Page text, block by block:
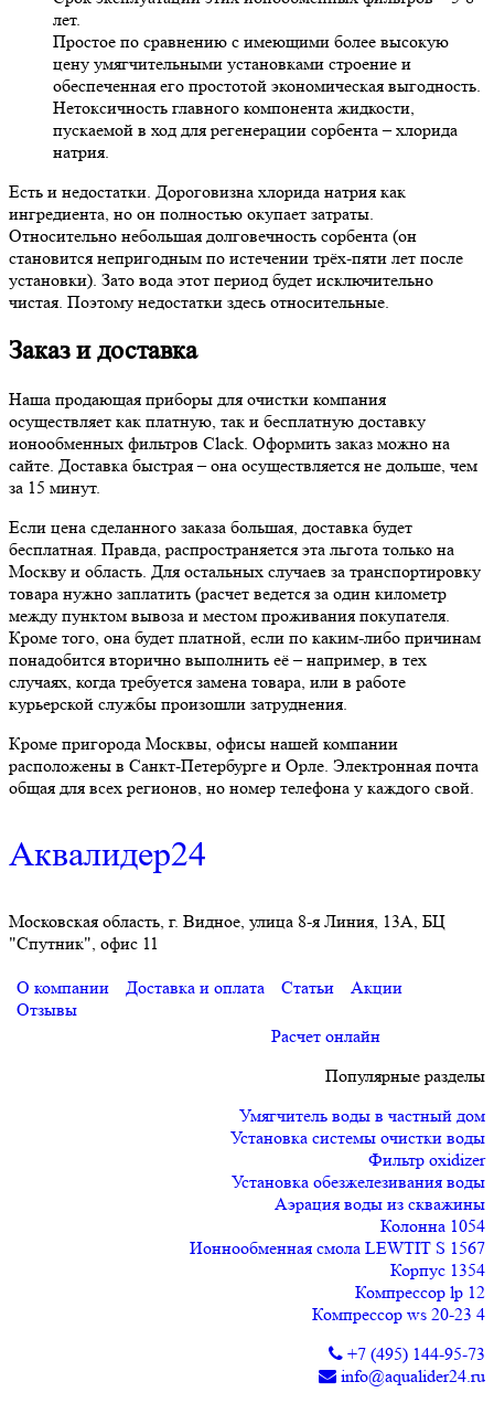
лет.
Простое по сравнению с имеющими более высокую
цену умягчительными установками строение и
обеспеченная его простотой экономическая выгодность.
Нетоксичность главного компонента жидкости,
пускаемой в ход для регенерации сорбента – хлорида
натрия.
Есть и недостатки. Дороговизна хлорида натрия как
ингредиента, но он полностью окупает затраты.
Относительно небольшая долговечность сорбента (он
становится непригодным по истечении трёх-пяти лет после
установки). Зато вода этот период будет исключительно
чистая. Поэтому недостатки здесь относительные.
Заказ и доставка
Наша продающая приборы для очистки компания
осуществляет как платную, так и бесплатную доставку
ионообменных фильтров Clack. Оформить заказ можно на
сайте. Доставка быстрая – она осуществляется не дольше, чем
за 15 минут.
Если цена сделанного заказа большая, доставка будет
бесплатная. Правда, распространяется эта льгота только на
Москву и область. Для остальных случаев за транспортировку
товара нужно заплатить (расчет ведется за один километр
между пунктом вывоза и местом проживания покупателя.
Кроме того, она будет платной, если по каким-либо причинам
понадобится вторично выполнить её – например, в тех
случаях, когда требуется замена товара, или в работе
курьерской службы произошли затруднения.
Кроме пригорода Москвы, офисы нашей компании
расположены в Санкт-Петербурге и Орле. Электронная почта
общая для всех регионов, но номер телефона у каждого свой.
Аквалидер24
Московская область, г. Видное, улица 8-я Линия, 13А, БЦ
"Спутник", офис 11
О компании Доставка и оплата Статьи
Акции
Отзывы
Расчет онлайн
Популярные разделы
Умягчитель воды в частный дом
Установка системы очистки воды
Фильтр oxidizer
Установка обезжелезивания воды
Аэрация воды из скважины
Колонна 1054
Ионнообменная смола LEWTIT S 1567
Корпус 1354
Компрессор lp 12
Компрессор ws 20-23 4
+7 (495) 144-95-73
info@aqualider24.ru